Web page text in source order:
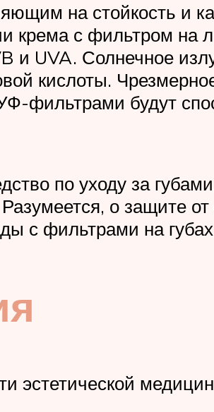
на стойкость и
крема с фильтром
и UVA. Солнечное
кислоты.
фильтрами будут
по уходу за
о защите
с фильтрами на
эстетической